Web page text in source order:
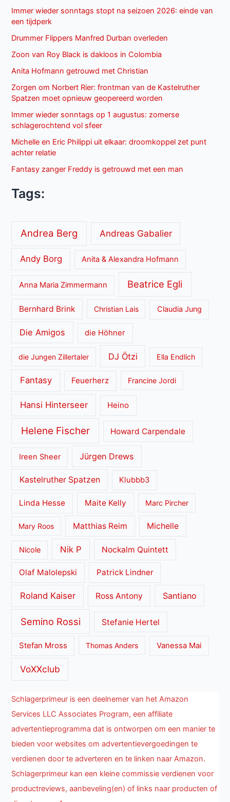
Immer wieder sonntags stopt na seizoen 2026: einde van
een tijdperk
Drummer Flippers Manfred Durban overleden
Zoon van Roy Black is dakloos in Colombia
Anita Hofmann getrouwd met Christian
Zorgen om Norbert Rier: frontman van de Kastelruther
Spatzen moet opnieuw geopereerd worden
Immer wieder sonntags op 1 augustus: zomerse
schlagerochtend vol sfeer
Michelle en Eric Philippi uit elkaar: droomkoppel zet punt
achter relatie
Fantasy zanger Freddy is getrouwd met een man
Tags:
Andrea Berg Andreas Gabalier
Andy Borg Anita & Alexandra Hofmann
Anna Maria Zimmermann Beatrice Egli
Bernhard Brink Christian Lais Claudia Jung
Die Amigos die Höhner
die Jungen Zillertaler DJ Ötzi Ella Endlich
Fantasy Feuerherz Francine Jordi
Hansi Hinterseer Heino
Helene Fischer Howard Carpendale
Ireen Sheer Jürgen Drews
Kastelruther Spatzen Klubbb3
Linda Hesse Maite Kelly Marc Pircher
Mary Roos Matthias Reim Michelle
Nicole Nik P Nockalm Quintett
Olaf Malolepski Patrick Lindner
Roland Kaiser Ross Antony Santiano
Semino Rossi Stefanie Hertel
Stefan Mross Thomas Anders Vanessa Mai
VoXXclub
Schlagerprimeur is een deelnemer van het Amazon
Services LLC Associates Program, een affiliate
advertentieprogramma dat is ontworpen om een manier te
bieden voor websites om advertentievergoedingen te
verdienen door te adverteren en te linken naar Amazon.
Schlagerprimeur kan een kleine commissie verdienen voor
productreviews, aanbeveling(en) of links naar producten of